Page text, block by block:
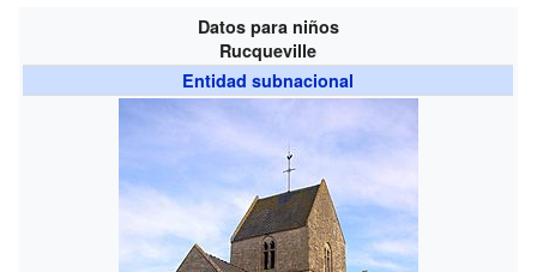
Datos para niños
Rucqueville
Entidad subnacional